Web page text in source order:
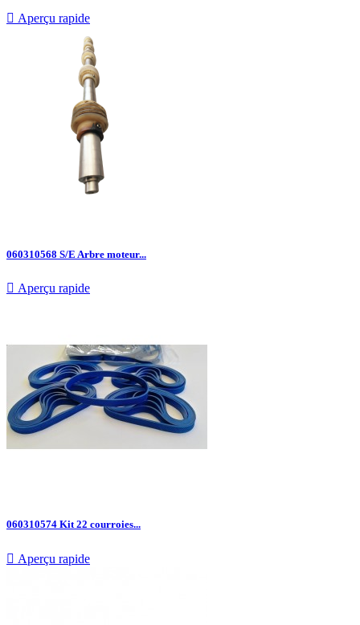
 Aperçu rapide
060310568 S/E Arbre moteur...
 Aperçu rapide
060310574 Kit 22 courroies...
 Aperçu rapide